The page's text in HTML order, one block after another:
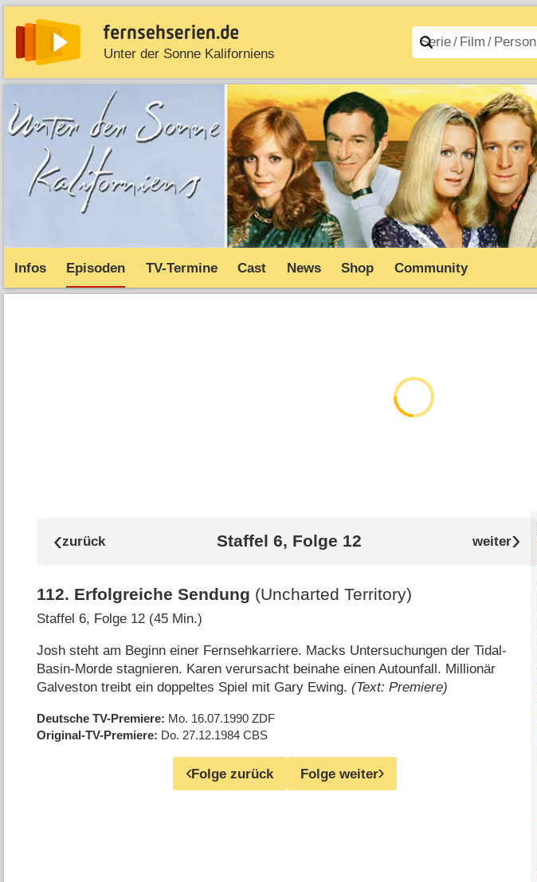
Unter der Sonne Kaliforniens
News Entdecken Streaming TV-Starts Filme A–Z
Infos Episoden TV-Termine Cast News Shop Community
Staffel 6, Folge 12
112. Erfolgreiche Sendung (Uncharted Territory)
Staffel 6, Folge 12 (45 Min.)
Josh steht am Beginn einer Fernsehkarriere. Macks Untersuchungen der Tidal-
Basin-Morde stagnieren. Karen verursacht beinahe einen Autounfall. Millionär
Galveston treibt ein doppeltes Spiel mit Gary Ewing.(Text: Premiere)
Deutsche TV-Premiere Mo. 16.07.1990 ZDF
Original-TV-Premiere Do. 27.12.1984 CBS
Folge zurück Folge weiter